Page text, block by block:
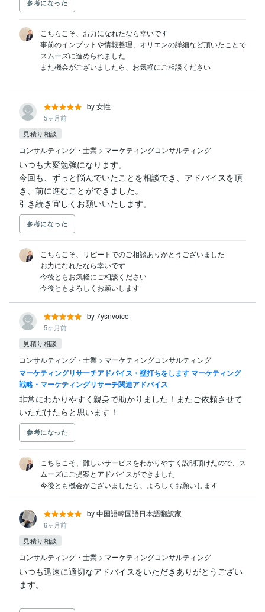
参考になった
こちらこそ、お力になれたなら幸いです
事前のインプットや情報整理、オリエンの詳細など頂いたことで
スムーズに進められました
by 女性
5ヶ月前
見積り相談
コンサルティング・士業 > マーケティングコンサルティング
いつも大変勉強になります。
今回も、ずっと悩んでいたことを相談でき、アドバイスを頂
き、前に進むことができました。
引き続き宜しくお願いいたします。
参考になった
こちらこそ、リピートでのご相談ありがとうございました
お力になれたなら幸いです
今後ともお気軽にご相談ください
今後ともよろしくお願いします
by 7ysnvoice
5ヶ月前
見積り相談
コンサルティング・士業 > マーケティングコンサルティング
マーケティングリサーチアドバイス・壁打ちをします マーケティング
戦略・マーケティングリサーチ関連アドバイス
非常にわかりやすく親身で助かりました！またご依頼させて
いただけたらと思います！
参考になった
こちらこそ、難しいサービスをわかりやすく説明頂けたので、ス
ムーズにご提案とアドバイスができました
今後とも機会がございましたら、よろしくお願いします
by 中国語韓国語日本語翻訳家
6ヶ月前
見積り相談
コンサルティング・士業 > マーケティングコンサルティング
いつも迅速に適切なアドバイスをいただきありがとうござい